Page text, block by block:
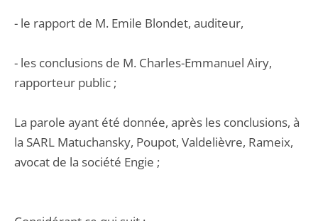
- le rapport de M. Emile Blondet, auditeur,
- les conclusions de M. Charles-Emmanuel Airy,
rapporteur public ;
La parole ayant été donnée, après les conclusions, à
la SARL Matuchansky, Poupot, Valdelièvre, Rameix,
avocat de la société Engie ;